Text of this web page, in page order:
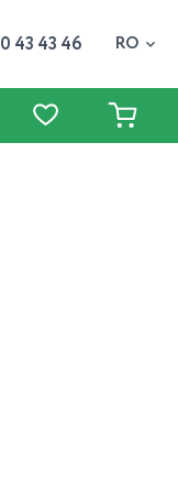
43 43 46 RO